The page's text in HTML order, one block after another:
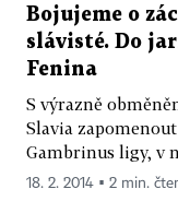
Bojujeme o
slávisté. Do
Fenina
S výrazně
Slavia
Gambrinus ligy, v
18. 2. 2014 ▪ 2 min.